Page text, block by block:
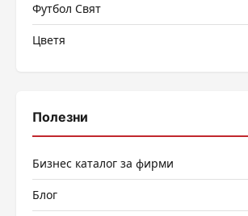
Футбол Свят
Цветя
Полезни
Бизнес каталог за фирми
Блог